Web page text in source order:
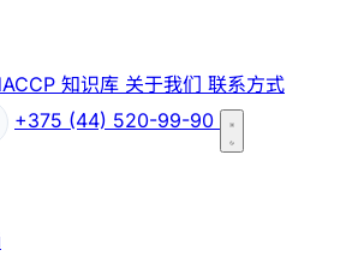
知识库 关于我们 联系方式
+375 (44) 520-99-90